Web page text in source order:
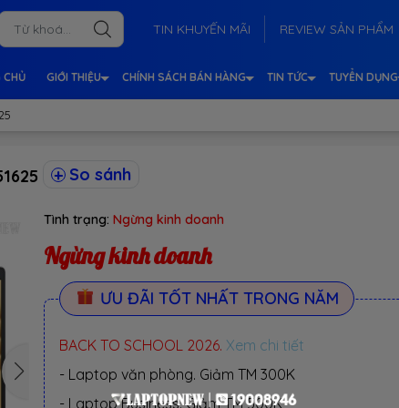
TIN KHUYẾN MÃI REVIEW SẢN PHẨM
CHỦ GIỚI THIỆU CHÍNH SÁCH BÁN HÀNG TIN TỨC TUYỂN DỤNG
So sánh
Tình trạng: Ngừng kinh doanh
Ngừng kinh doanh
ƯU ĐÃI TỐT NHẤT TRONG NĂM
BACK TO SCHOOL 2026. Xem chi tiết
- Laptop văn phòng. Giảm TM 300K
- Laptop Business. Giảm TM 500K